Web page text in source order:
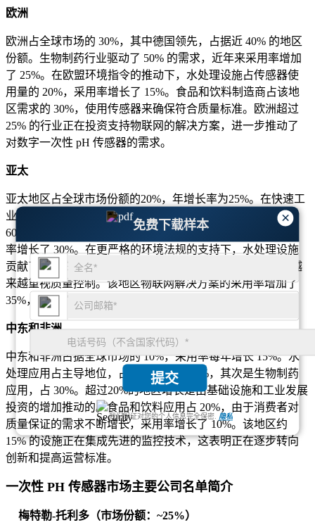
×
免费下载样本
提交
我们保证对您的个人信息完全保密. 隐私
欧洲
欧洲占全球市场的 30%，其中德国领先，占据近 40% 的地区
份额。生物制药行业驱动了 50% 的需求，近年来采用率增加
了 25%。在欧盟环境指令的推动下，水处理设施占传感器使
用量的 20%，采用率增长了 15%。食品和饮料制造商占该地
区需求的 30%，使用传感器来确保符合质量标准。欧洲超过
25% 的行业正在投资支持物联网的解决方案，进一步推动了
对数字一次性 pH 传感器的需求。
亚太
亚太地区占全球市场份额的20%，年增长率为25%。在快速工
业化和制药扩张的推动下，中国和印度贡献了该地区需求的
60%。生物制药应用占据了 50% 的市场份额，过去五年采用
率增长了 30%。在更严格的环境法规的支持下，水处理设施
贡献了 25% 的需求。食品和饮料应用增长了 20%，制造商越
来越重视质量控制。该地区物联网解决方案的采用率增加了
35%，提高了各行业的运营效率。
中东和非洲
中东和非洲占据全球市场的 10%，采用率每年增长 15%。水
处理应用占主导地位，占区域需求的 40%，其次是生物制药
应用，占 30%。超过20%的地区增长是由基础设施和工业发展
投资的增加推动的。食品和饮料应用占 20%，由于消费者对
质量保证的需求不断增长，采用率增长了 10%。该地区约
15% 的设施正在集成先进的监控技术，这表明正在逐步转向
创新和提高运营标准。
一次性 PH 传感器市场主要公司名单简介
梅特勒-托利多（市场份额：~25%）